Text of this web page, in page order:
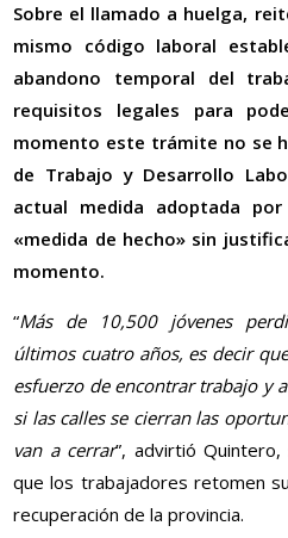
Sobre el llamado a huelga,
mismo código laboral
abandono temporal del
requisitos legales para
momento este trámite no se
de Trabajo y Desarrollo
actual medida adoptada
«medida de hecho» sin
momento.
“Más de 10,500 jóvenes
últimos cuatro años, es decir
esfuerzo de encontrar trabajo y
si las calles se cierran las
van a cerrar”, advirtió
que los trabajadores retomen
recuperación de la provincia.